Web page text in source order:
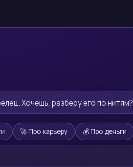
Хочешь, разберу его по нитям?
🚀 Про карьеру 💰 Про деньги